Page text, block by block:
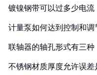
镀镍钢带可以过多少电流
计量泵如何达到控制和调
联轴器的轴孔形式有三种
不锈钢材质厚度允许误差